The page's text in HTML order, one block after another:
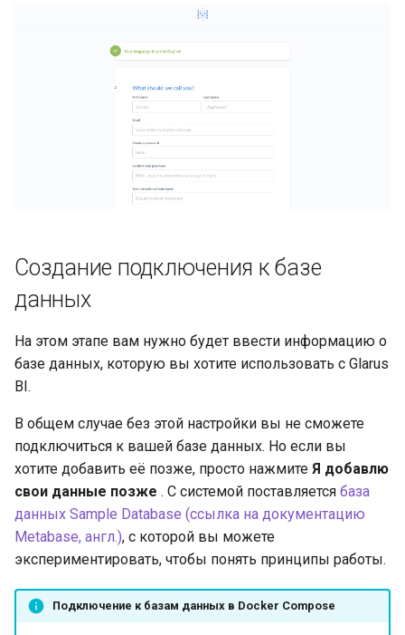
Создание подключения к базе
данных
На этом этапе вам нужно будет ввести информацию о
базе данных, которую вы хотите использовать с Glarus
BI.
В общем случае без этой настройки вы не сможете
подключиться к вашей базе данных. Но если вы
хотите добавить её позже, просто нажмите Я добавлю
свои данные позже . С системой поставляется база
данных Sample Database (ссылка на документацию
Metabase, англ.), с которой вы можете
экспериментировать, чтобы понять принципы работы.
Подключение к базам данных в Docker Compose